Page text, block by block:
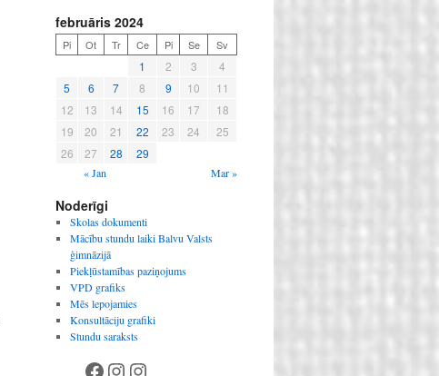
februāris 2024
Pi Ot Tr Ce Pi Se Sv
1 2 3
4
5
6 7 8 9 10
11
12
13 14 15 16 17
18
19
20 21 22 23 24
25
26
27 28 29
« Jan Mar »
Noderīgi
Skolas dokumenti
Mācību stundu laiki Balvu Valsts
ģimnāzijā
Piekļūstamības paziņojums
VPD grafiks
Mēs lepojamies
Konsultāciju grafiki
Stundu saraksts
Facebook
Instagram
Instagram